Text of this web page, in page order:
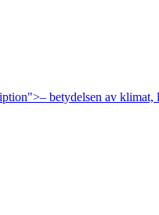
betydelsen av klimat,